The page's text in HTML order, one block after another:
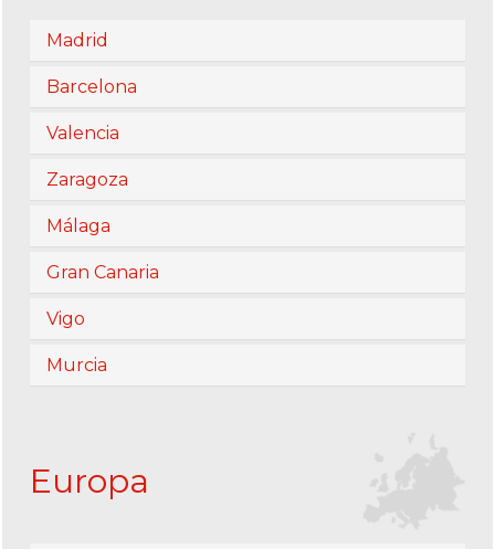
Madrid
Barcelona
Valencia
Zaragoza
Málaga
Gran Canaria
Vigo
Murcia
Europa